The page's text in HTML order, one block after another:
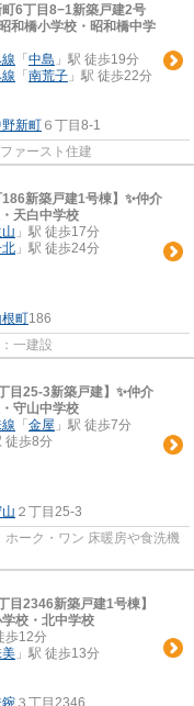
町6丁目8−1新築戸建2号
和橋小学校・昭和橋中学
「 中島 」駅 徒歩19分
「 南荒子 」駅 徒歩22分
新町 ６丁目8-1
ァースト住建
186新築戸建1号棟】✨️仲介
天白中学校
」駅 徒歩17分
」駅 徒歩24分
根町186
一建設
目25-3新築戸建】✨️仲介
守山中学校
「 金屋 」駅 徒歩7分
徒歩8分
２丁目25-3
ーク・ワン 床暖房や食洗機
目2346新築戸建1号棟】
校・北中学校
歩12分
」駅 徒歩13分
３丁目2346